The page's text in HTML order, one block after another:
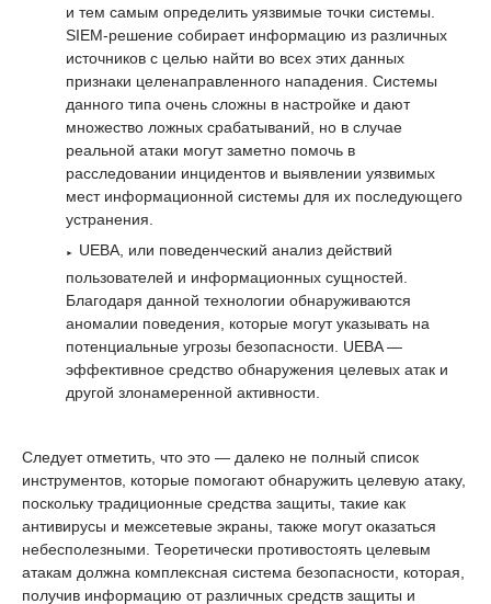
и тем самым определить уязвимые точки системы.
SIEM-решение собирает информацию из различных
источников с целью найти во всех этих данных
признаки целенаправленного нападения. Системы
данного типа очень сложны в настройке и дают
множество ложных срабатываний, но в случае
реальной атаки могут заметно помочь в
расследовании инцидентов и выявлении уязвимых
мест информационной системы для их последующего
устранения.
UEBA, или поведенческий анализ действий
пользователей и информационных сущностей.
Благодаря данной технологии обнаруживаются
аномалии поведения, которые могут указывать на
потенциальные угрозы безопасности. UEBA —
эффективное средство обнаружения целевых атак и
другой злонамеренной активности.
Следует отметить, что это — далеко не полный список
инструментов, которые помогают обнаружить целевую атаку,
поскольку традиционные средства защиты, такие как
антивирусы и межсетевые экраны, также могут оказаться
небесполезными. Теоретически противостоять целевым
атакам должна комплексная система безопасности, которая,
получив информацию от различных средств защиты и